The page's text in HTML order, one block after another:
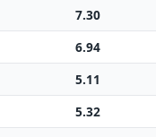
7.30
6.94
5.11
5.32